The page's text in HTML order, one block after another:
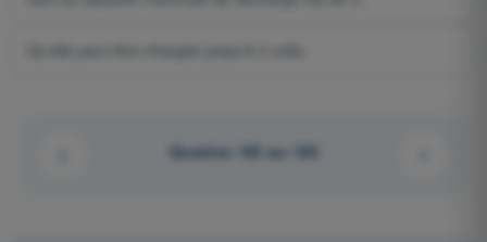
Question 102 sur 169